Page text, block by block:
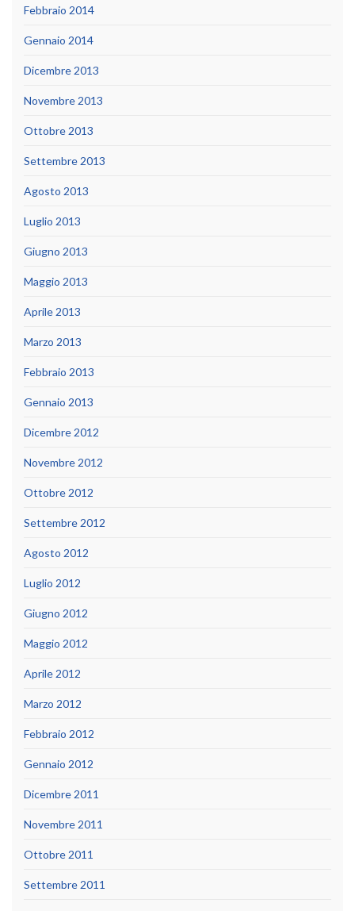
Febbraio 2014
Gennaio 2014
Dicembre 2013
Novembre 2013
Ottobre 2013
Settembre 2013
Agosto 2013
Luglio 2013
Giugno 2013
Maggio 2013
Aprile 2013
Marzo 2013
Febbraio 2013
Gennaio 2013
Dicembre 2012
Novembre 2012
Ottobre 2012
Settembre 2012
Agosto 2012
Luglio 2012
Giugno 2012
Maggio 2012
Aprile 2012
Marzo 2012
Febbraio 2012
Gennaio 2012
Dicembre 2011
Novembre 2011
Ottobre 2011
Settembre 2011